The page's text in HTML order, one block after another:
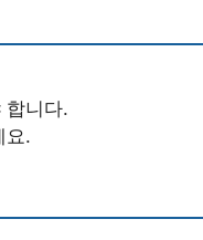
합니다.
요.